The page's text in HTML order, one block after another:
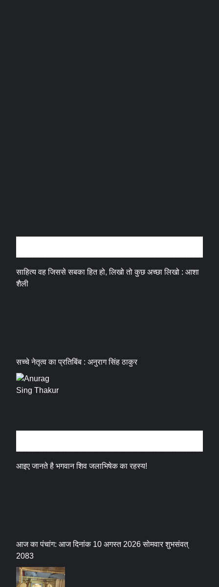
साहित्य वह जिससे सबका हित हो, लिखो तो कुछ अच्छा लिखो : आशा
शैली
सच्चे नेतृत्व का प्रतिबिंब : अनुराग सिंह ठाकुर
आइए जानते है भगवान शिव जलाभिषेक का रहस्य!
आज का पंचांग: आज दिनांक 10 अगस्त 2026 सोमवार शुभसंवत्
2083